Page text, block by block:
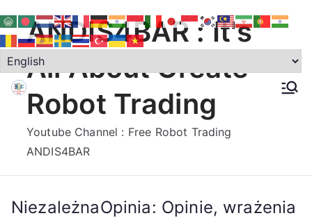
to
contentANDIS4BAR : It's
All About Create
Robot Trading
Youtube Channel : Free Robot Trading
ANDIS4BAR
NiezależnaOpinia: Opinie, wrażenia